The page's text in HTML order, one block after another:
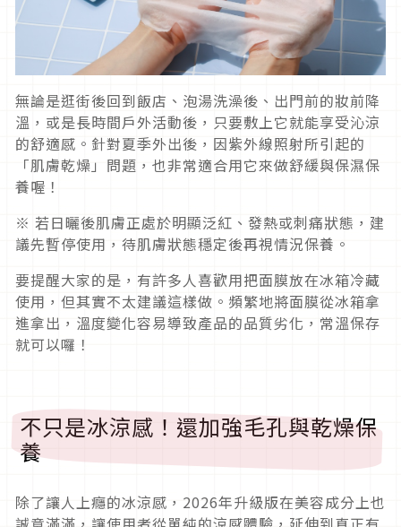
無論是逛街後回到飯店、泡湯洗澡後、出門前的妝前降
溫，或是長時間戶外活動後，只要敷上它就能享受沁涼
的舒適感。針對夏季外出後，因紫外線照射所引起的
「肌膚乾燥」問題，也非常適合用它來做舒緩與保濕保
養喔！
※ 若日曬後肌膚正處於明顯泛紅、發熱或刺痛狀態，建
議先暫停使用，待肌膚狀態穩定後再視情況保養。
要提醒大家的是，有許多人喜歡用把面膜放在冰箱冷藏
使用，但其實不太建議這樣做。頻繁地將面膜從冰箱拿
進拿出，溫度變化容易導致產品的品質劣化，常溫保存
就可以囉！
不只是冰涼感！還加強毛孔與乾燥保
養
除了讓人上癮的冰涼感，2026年升級版在美容成分上也